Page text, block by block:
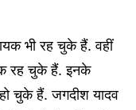
भी रह चुके हैं. वहीं
रह चुके हैं. इनके
चुके हैं. जगदीश यादव